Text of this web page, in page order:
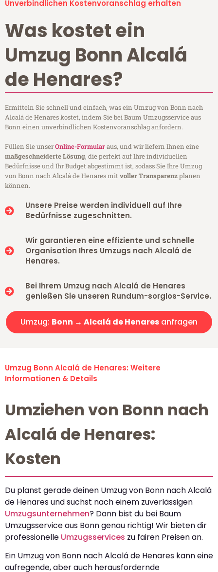
Unverbindlichen Kostenvoranschlag erhalten
Was kostet ein
Umzug Bonn Alcalá
de Henares?
Ermitteln Sie schnell und einfach, was ein Umzug von Bonn nach
Alcalá de Henares kostet, indem Sie bei Baum Umzugsservice aus
Bonn einen unverbindlichen Kostenvoranschlag anfordern.
Füllen Sie unserOnline-Formularaus, und wir liefern Ihnen eine
maßgeschneiderte Lösung, die perfekt auf Ihre individuellen
Bedürfnisse und Ihr Budget abgestimmt ist, sodass Sie Ihre Umzug
von Bonn nach Alcalá de Henares mitvoller Transparenzplanen
können.
Unsere Preise werden individuell auf Ihre
Bedürfnisse zugeschnitten.
Wir garantieren eine effiziente und schnelle
Organisation Ihres Umzugs nach Alcalá de
Henares.
Bei Ihrem Umzug nach Alcalá de Henares
genießen Sie unseren Rundum-sorglos-Service.
Umzug: Bonn → Alcalá de Henares anfragen
Umzug Bonn Alcalá de Henares: Weitere
Informationen & Details
Umziehen von Bonn nach
Alcalá de Henares:
Kosten
Du planst gerade deinen Umzug von Bonn nach Alcalá
de Henares und suchst nach einem zuverlässigen
Umzugsunternehmen? Dann bist du bei Baum
Umzugsservice aus Bonn genau richtig! Wir bieten dir
professionelle Umzugsservices zu fairen Preisen an.
Ein Umzug von Bonn nach Alcalá de Henares kann eine
aufregende, aber auch herausfordernde